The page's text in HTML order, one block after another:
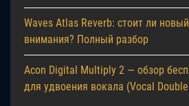
Waves Atlas Reverb: стоит ли
внимания? Полный разбор
Acon Digital Multiply 2 — обзор
для удвоения вокала (Vocal